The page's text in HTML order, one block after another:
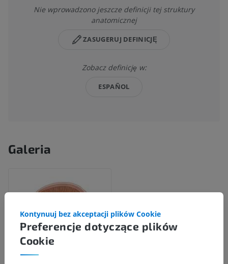
Nie wprowadzono jeszcze definicji tej struktury
anatomicznej
ZASUGERUJ DEFINICJĘ
Zobacz definicję w:
ESPAÑOL
Galeria
Preferencje dotyczące plików
Cookie
Kontynuuj bez akceptacji plików Cookie